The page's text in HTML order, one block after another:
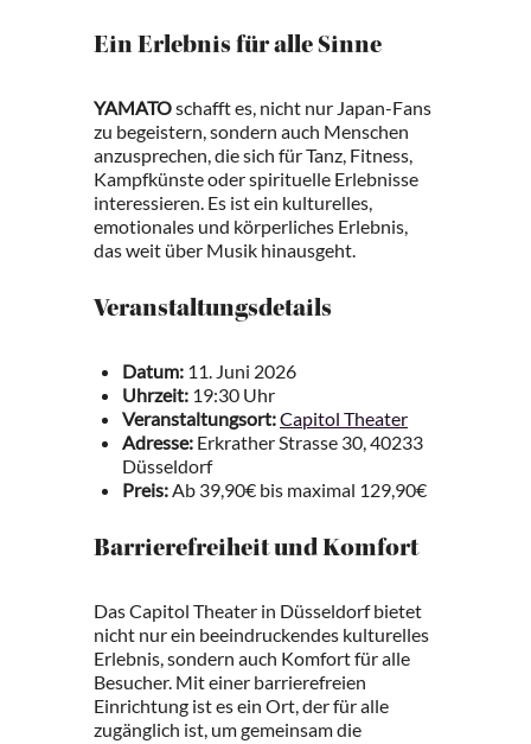
Ein Erlebnis für alle Sinne
YAMATOschafft es, nicht nur Japan-Fans
zu begeistern, sondern auch Menschen
anzusprechen, die sich für Tanz, Fitness,
Kampfkünste oder spirituelle Erlebnisse
interessieren. Es ist ein kulturelles,
emotionales und körperliches Erlebnis,
das weit über Musik hinausgeht.
Veranstaltungsdetails
Datum: 11. Juni 2026
Uhrzeit: 19:30 Uhr
Veranstaltungsort:Capitol Theater
Adresse: Erkrather Strasse 30, 40233
Düsseldorf
Preis:Ab 39,90€ bis maximal 129,90€
Barrierefreiheit und Komfort
Das Capitol Theater in Düsseldorf bietet
nicht nur ein beeindruckendes kulturelles
Erlebnis, sondern auch Komfort für alle
Besucher. Mit einer barrierefreien
Einrichtung ist es ein Ort, der für alle
zugänglich ist, um gemeinsam die